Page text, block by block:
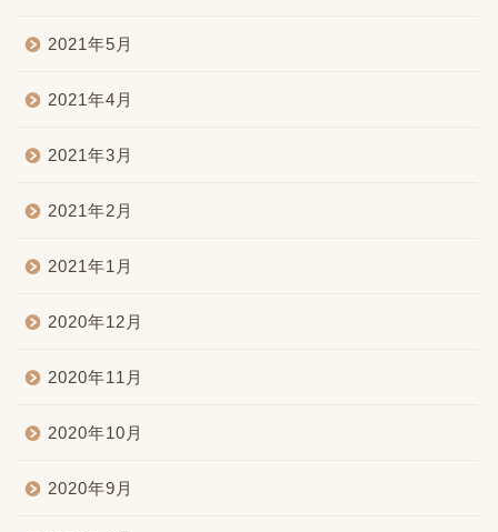
2021年5月
2021年4月
2021年3月
2021年2月
2021年1月
2020年12月
2020年11月
2020年10月
2020年9月